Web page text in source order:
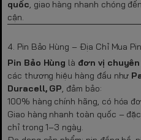
quốc, giao hàng nhanh chóng
cận.
4. Pin Bảo Hùng – Địa Chỉ Mua
Pin Bảo Hùng là đơn vị
các thương hiệu hàng đầu như
Duracell, GP, đảm bảo:
100% hàng chính hãng, có hóa
Giao hàng nhanh toàn quốc –
chỉ trong 1–3 ngày.